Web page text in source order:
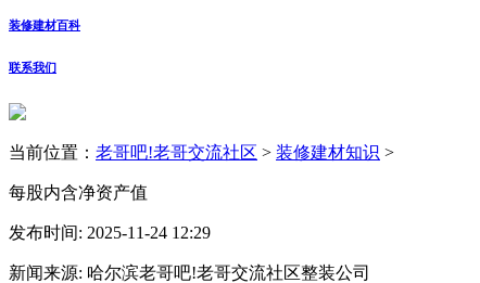
装修建材百科
联系我们
当前位置： 老哥吧!老哥交流社区 > 装修建材知识 >
每股内含净资产值
发布时间: 2025-11-24 12:29
新闻来源: 哈尔滨老哥吧!老哥交流社区整装公司